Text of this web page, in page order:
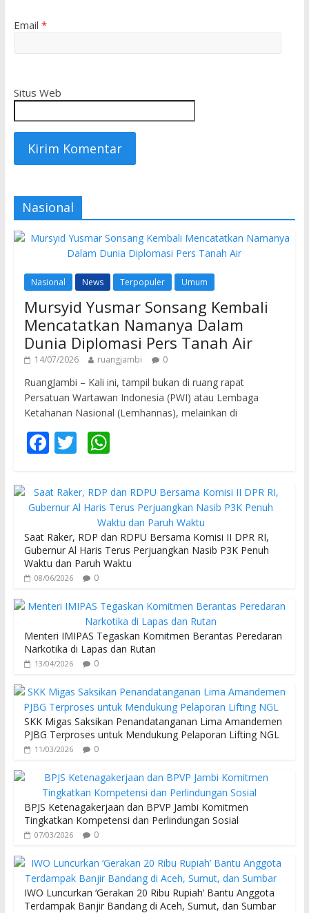
Email *
Situs Web
Nasional
Nasional News Terpopuler Umum
Mursyid Yusmar Sonsang Kembali
Mencatatkan Namanya Dalam
Dunia Diplomasi Pers Tanah Air
14/07/2026 ruangjambi 0
RuangJambi – Kali ini, tampil bukan di ruang rapat
Persatuan Wartawan Indonesia (PWI) atau Lembaga
Ketahanan Nasional (Lemhannas), melainkan di
F
e
b
o
o
k
T
itt
er
W
at
s
A
p
p
Saat Raker, RDP dan RDPU Bersama Komisi II DPR RI,
Gubernur Al Haris Terus Perjuangkan Nasib P3K Penuh
Waktu dan Paruh Waktu
08/06/2026 0
Menteri IMIPAS Tegaskan Komitmen Berantas Peredaran
Narkotika di Lapas dan Rutan
13/04/2026 0
SKK Migas Saksikan Penandatanganan Lima Amandemen
PJBG Terproses untuk Mendukung Pelaporan Lifting NGL
11/03/2026 0
BPJS Ketenagakerjaan dan BPVP Jambi Komitmen
Tingkatkan Kompetensi dan Perlindungan Sosial
07/03/2026 0
IWO Luncurkan ‘Gerakan 20 Ribu Rupiah’ Bantu Anggota
Terdampak Banjir Bandang di Aceh, Sumut, dan Sumbar